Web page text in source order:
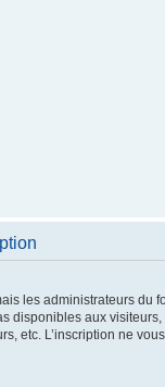
les administrateurs
disponibles aux
etc. L’inscription ne